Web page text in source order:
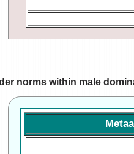
norms within male